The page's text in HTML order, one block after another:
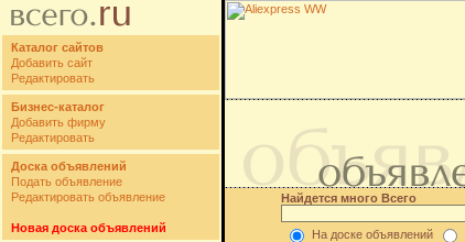
Каталог сайтов
Добавить сайт
Редактировать
Бизнес-каталог
Добавить фирму
Редактировать
Доска объявлений
Подать объявление
Редактировать объявление
Новая доска объявлений
Найдется много Всего
На доске объявлений